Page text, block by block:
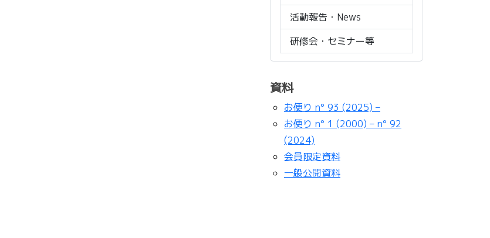
活動報告・News
研修会・セミナー等
資料
お便り n° 93 (2025) –
お便り n° 1 (2000) – n° 92
(2024)
会員限定資料
一般公開資料